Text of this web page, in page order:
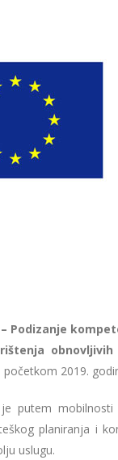
Podizanje
2019.
putem
planiranja i
uslugu.